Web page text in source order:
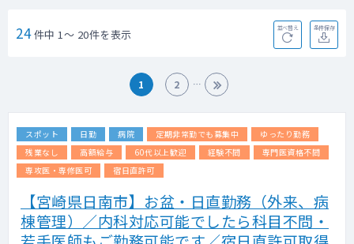
24件中 1～ 20件を表示 並べ替え 条件保存
1 2
スポット 日勤 病院 定期非常勤でも募集中
ゆったり勤務
残業なし
高額給与 60代以上歓迎 経験不問
専門医資格不問
専攻医・専修医可
宿日直許可
【宮崎県日南市】お盆・日直勤務（外来、病
棟管理）／内科対応可能でしたら科目不問・